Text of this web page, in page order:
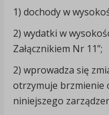
1) dochody w
2) wydatki w
Załącznikiem Nr 11”;
2) wprowadza się
otrzymuje brzmienie
niniejszego